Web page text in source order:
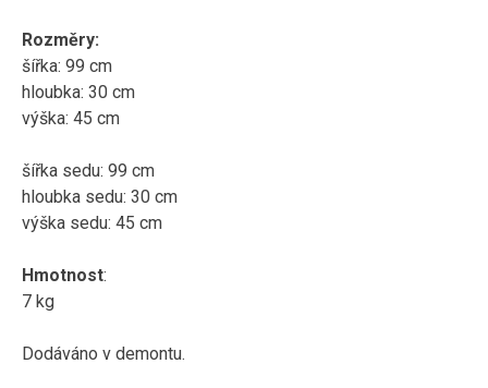
Rozměry:
šířka: 99 cm
hloubka: 30 cm
výška: 45 cm
šířka sedu: 99 cm
hloubka sedu: 30 cm
výška sedu: 45 cm
Hmotnost:
7 kg
Dodáváno v demontu.